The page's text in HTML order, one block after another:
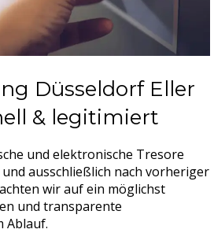
Düsseldorf Eller
& legitimiert
und elektronische Tresore
ausschließlich nach vorheriger
wir auf ein möglichst
und transparente
Ablauf.